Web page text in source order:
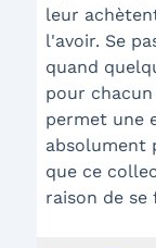
leur
l'avoir. Se
quand
pour
permet une
absolument
que ce
raison de se